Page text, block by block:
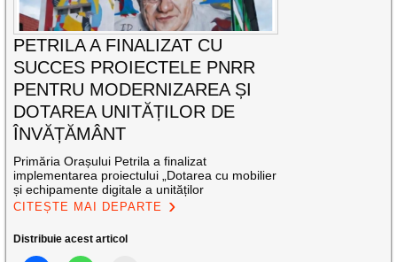
PETRILA A FINALIZAT CU
SUCCES PROIECTELE PNRR
PENTRU MODERNIZAREA ȘI
DOTAREA UNITĂȚILOR DE
ÎNVĂȚĂMÂNT
Primăria Orașului Petrila a finalizat
implementarea proiectului „Dotarea cu mobilier
și echipamente digitale a unităților
CITEȘTE MAI DEPARTE
Distribuie acest articol